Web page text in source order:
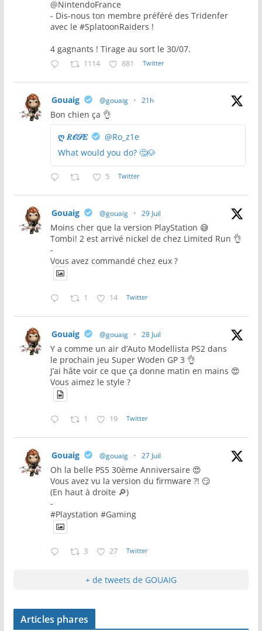
@NintendoFrance
- Dis-nous ton membre préféré des Tridenfer
avec le #SplatoonRaiders !
4 gagnants ! Tirage au sort le 30/07.
1114 881 Twitter
Gouaig @gouaig · 21h
Bon chien ça 👌
ღ 𝑅𝒪𝒮𝐸
@Ro_z1e
What would you do? 🤔🐶
5 Twitter
Gouaig @gouaig · 29 Juil
Moins cher que la version PlayStation 😅
Tombi! 2 est arrivé nickel de chez Limited Run 👌
-
Vous avez commandé chez eux ?
1 14 Twitter
Gouaig @gouaig · 28 Juil
Y a comme un air d’Auto Modellista PS2 dans
le prochain jeu Super Woden GP 3 👌
J’ai hâte voir ce que ça donne matin en mains 😍
Vous aimez le style ?
1 19 Twitter
Gouaig @gouaig · 27 Juil
Oh la belle PS5 30ème Anniversaire 😍
Vous avez vu la version du firmware ?! 😏
(En haut à droite 🔎)
-
#Playstation #Gaming
3 27 Twitter
+ de tweets de GOUAIG
Articles phares